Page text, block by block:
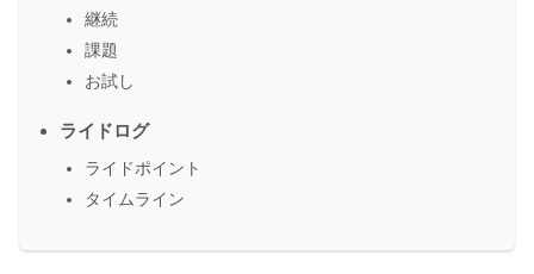
継続
課題
お試し
ライドログ
ライドポイント
タイムライン